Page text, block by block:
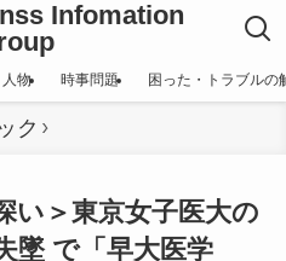
Infomation
人物 時事問題 困った・トラブルの
ク
い＞東京女子医大の
墜 で「早大医学